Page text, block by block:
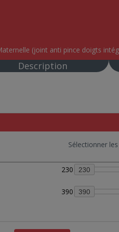
(joint anti pince doigts
Description
Sélectionner
230 230
390 390